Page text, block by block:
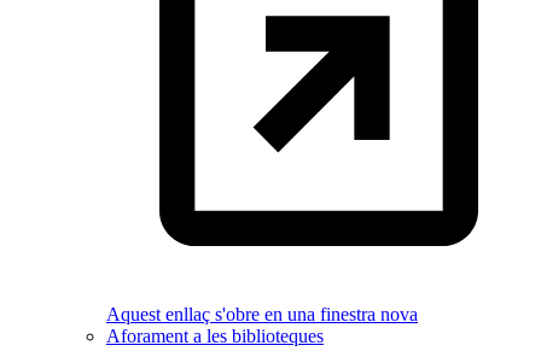
Aquest enllaç s'obre en una finestra nova
Aforament a les biblioteques